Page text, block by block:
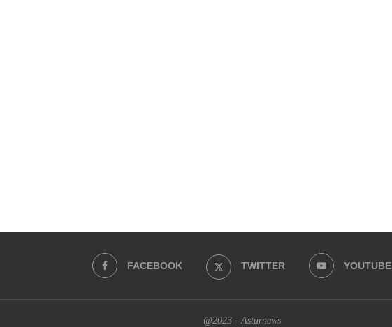
FACEBOOK TWITTER YOUTUBE
@2023 - Asturnews